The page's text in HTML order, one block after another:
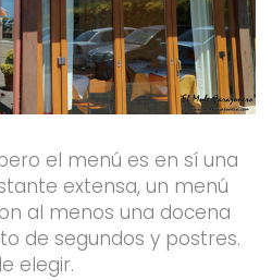
el menú es en sí una
extensa, un menú
al menos una docena
de segundos y postres.
elegir.